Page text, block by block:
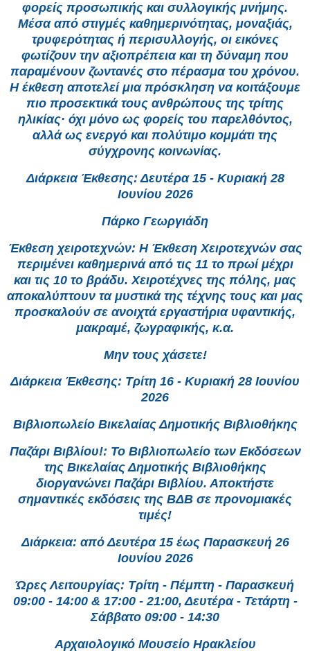
φορείς προσωπικής και συλλογικής μνήμης.
Μέσα από στιγμές καθημερινότητας, μοναξιάς,
τρυφερότητας ή περισυλλογής, οι εικόνες
φωτίζουν την αξιοπρέπεια και τη δύναμη που
παραμένουν ζωντανές στο πέρασμα του χρόνου.
Η έκθεση αποτελεί μια πρόσκληση να κοιτάξουμε
πιο προσεκτικά τους ανθρώπους της τρίτης
ηλικίας· όχι μόνο ως φορείς του παρελθόντος,
αλλά ως ενεργό και πολύτιμο κομμάτι της
σύγχρονης κοινωνίας.
Διάρκεια Έκθεσης: Δευτέρα 15 - Κυριακή 28
Ιουνίου 2026
Πάρκο Γεωργιάδη
Έκθεση χειροτεχνών: Η Έκθεση Χειροτεχνών σας
περιμένει καθημερινά από τις 11 το πρωί μέχρι
και τις 10 το βράδυ. Χειροτέχνες της πόλης, μας
αποκαλύπτουν τα μυστικά της τέχνης τους και μας
προσκαλούν σε ανοιχτά εργαστήρια υφαντικής,
μακραμέ, ζωγραφικής, κ.α.
Μην τους χάσετε!
Διάρκεια Έκθεσης: Τρίτη 16 - Κυριακή 28 Ιουνίου
2026
Βιβλιοπωλείο Βικελαίας Δημοτικής Βιβλιοθήκης
Παζάρι Βιβλίου!: Το Βιβλιοπωλείο των Εκδόσεων
της Βικελαίας Δημοτικής Βιβλιοθήκης
διοργανώνει Παζάρι Βιβλίου. Αποκτήστε
σημαντικές εκδόσεις της ΒΔΒ σε προνομιακές
τιμές!
Διάρκεια: από Δευτέρα 15 έως Παρασκευή 26
Ιουνίου 2026
Ώρες Λειτουργίας: Τρίτη - Πέμπτη - Παρασκευή
09:00 - 14:00 & 17:00 - 21:00, Δευτέρα - Τετάρτη -
Σάββατο 09:00 - 14:30
Αρχαιολογικό Μουσείο Ηρακλείου